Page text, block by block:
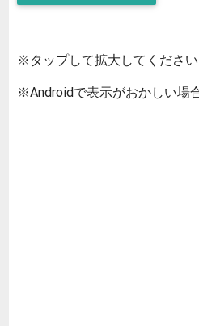
※タップして拡大してくださ
※Androidで表示がおかしい場